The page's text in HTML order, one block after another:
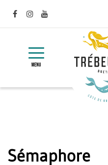
Lien
vers
compte
Facebook
Lien
vers
compte
Instagram
Lien
vers
chaîne
Youtube
TOGGLE
NAVIGATION
MENU
officiel
de
Trébeurden
Sémaphore